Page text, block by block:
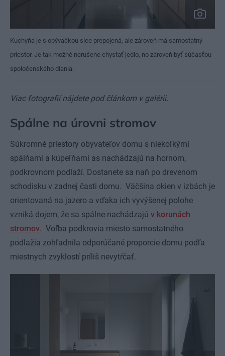
Kuchyňa je s obývačkou síce prepojená, ale zároveň má samostatný
priestor. Je tak možné nerušene chystať jedlo, no zároveň byť súčasťou
spoločenského diania.
Viac fotografií nájdete pod článkom v galérii.
Spálne na úrovni stromov
Súkromné priestory obyvateľov domu s niekoľkými
spálňami a kúpeľňami as nachádzajú na hornom,
podkrovnom podlaží. Dostanete sa naň po drevenom
schodisku v zadnej časti domu. Väčšina okien v izbách je
orientovaná na jazero a vďaka ich vyvýšenej polohe
vzniká dojem, že sa spálne nachádzajú v korunách
stromov. Voľba podkrovia miesto samostatného
podlažia zohľadnila odporúčané proporcie domu podľa
miestnych zvyklostí príliš nevytŕčať.